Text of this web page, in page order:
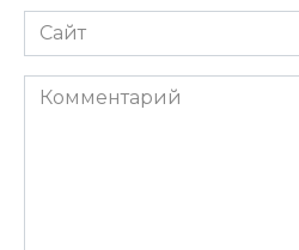
Сайт
Комментарий